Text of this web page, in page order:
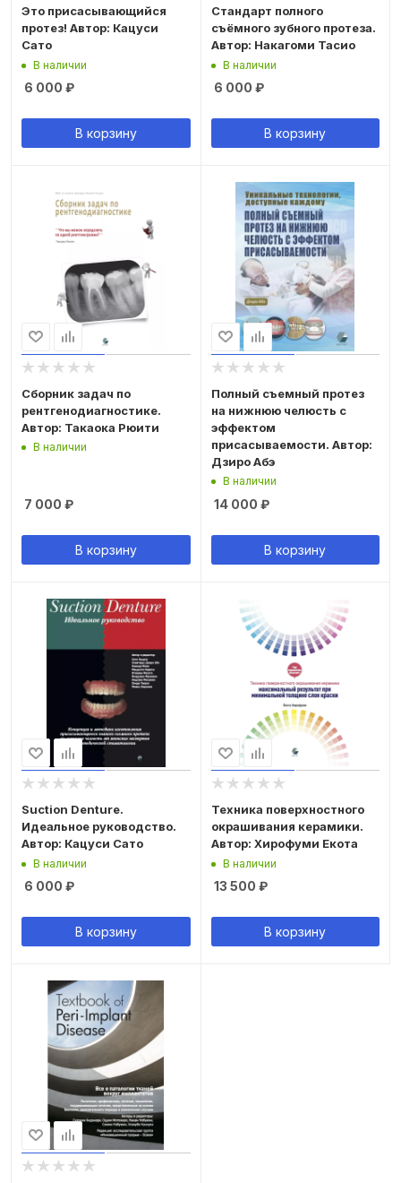
Это присасывающийся
протез! Автор: Кацуси
Сато
В наличии
6 000 ₽
В корзину
Стандарт полного
съёмного зубного протеза.
Автор: Накагоми Тасио
В наличии
6 000 ₽
В корзину
Сборник задач по
рентгенодиагностике.
Автор: Такаока Рюити
В наличии
7 000 ₽
В корзину
Полный съемный протез
на нижнюю челюсть с
эффектом
присасываемости. Автор:
Дзиро Абэ
В наличии
14 000 ₽
В корзину
Suction Denture.
Идеальное руководство.
Автор: Кацуси Сато
В наличии
6 000 ₽
В корзину
Техника поверхностного
окрашивания керамики.
Автор: Хирофуми Екота
В наличии
13 500 ₽
В корзину